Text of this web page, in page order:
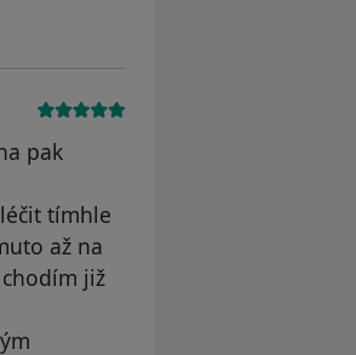
pak
tímhle
až na
již